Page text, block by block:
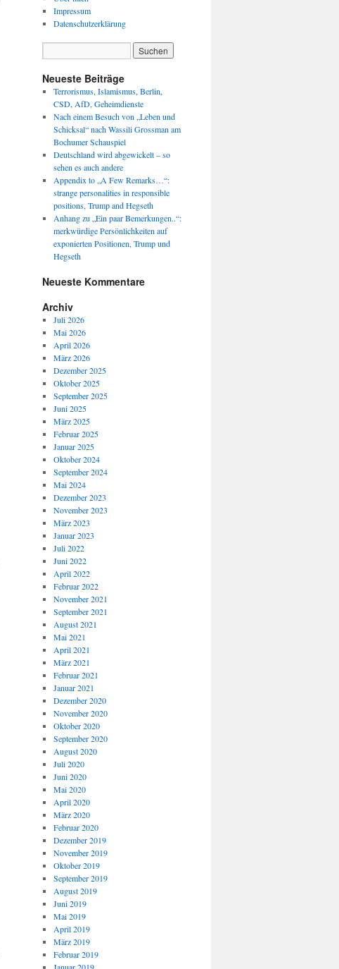
Impressum
Datenschutzerklärung
Neueste Beiträge
Terrorismus, Islamismus, Berlin,
CSD, AfD, Geheimdienste
Nach einem Besuch von „Leben und
Schicksal“ nach Wassili Grossman am
Bochumer Schauspiel
Deutschland wird abgewickelt – so
sehen es auch andere
Appendix to „A Few Remarks…“:
strange personalities in responsible
positions, Trump and Hegseth
Anhang zu „Ein paar Bemerkungen..“:
merkwürdige Persönlichkeiten auf
exponierten Positionen, Trump und
Hegseth
Neueste Kommentare
Archiv
Juli 2026
Mai 2026
April 2026
März 2026
Dezember 2025
Oktober 2025
September 2025
Juni 2025
März 2025
Februar 2025
Januar 2025
Oktober 2024
September 2024
Mai 2024
Dezember 2023
November 2023
März 2023
Januar 2023
Juli 2022
Juni 2022
April 2022
Februar 2022
November 2021
September 2021
August 2021
Mai 2021
April 2021
März 2021
Februar 2021
Januar 2021
Dezember 2020
November 2020
Oktober 2020
September 2020
August 2020
Juli 2020
Juni 2020
Mai 2020
April 2020
März 2020
Februar 2020
Dezember 2019
November 2019
Oktober 2019
September 2019
August 2019
Juni 2019
Mai 2019
April 2019
März 2019
Februar 2019